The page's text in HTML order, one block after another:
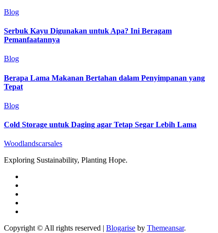
Blog
Serbuk Kayu Digunakan untuk Apa? Ini Beragam
Pemanfaatannya
Blog
Berapa Lama Makanan Bertahan dalam Penyimpanan yang
Tepat
Blog
Cold Storage untuk Daging agar Tetap Segar Lebih Lama
Woodlandscarsales
Exploring Sustainability, Planting Hope.
Copyright © All rights reserved Blogarise by Themeansar.